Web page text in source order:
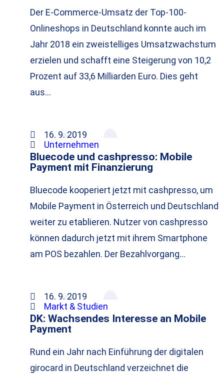
Der E-Commerce-Umsatz der Top-100-
Onlineshops in Deutschland konnte auch im
Jahr 2018 ein zweistelliges Umsatzwachstum
erzielen und schafft eine Steigerung von 10,2
Prozent auf 33,6 Milliarden Euro. Dies geht
aus…
16. 9. 2019
Unternehmen
Bluecode und cashpresso: Mobile
Payment mit Finanzierung
Bluecode kooperiert jetzt mit cashpresso, um
Mobile Payment in Österreich und Deutschland
weiter zu etablieren. Nutzer von cashpresso
können dadurch jetzt mit ihrem Smartphone
am POS bezahlen. Der Bezahlvorgang…
16. 9. 2019
Markt & Studien
DK: Wachsendes Interesse an Mobile
Payment
Rund ein Jahr nach Einführung der digitalen
girocard in Deutschland verzeichnet die